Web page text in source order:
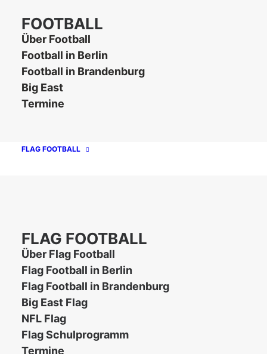
FOOTBALL
Über Football
Football in Berlin
Football in Brandenburg
Big East
Termine
FLAG FOOTBALL
FLAG FOOTBALL
Über Flag Football
Flag Football in Berlin
Flag Football in Brandenburg
Big East Flag
NFL Flag
Flag Schulprogramm
Termine
Spielverbund
Ost 2026
Unsere Partner